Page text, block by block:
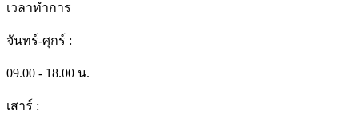
เวลาทำการ
จันทร์-ศุกร์ :
09.00 - 18.00 น.
เสาร์ :